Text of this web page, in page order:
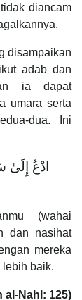
diancam
disampaikan
adab dan
ia dapat
umara serta
dua. Ini
ادْعُ إِلَىٰ
(wahai
dan nasihat
mereka
lebih baik.
(Surah al-Nahl: 125)